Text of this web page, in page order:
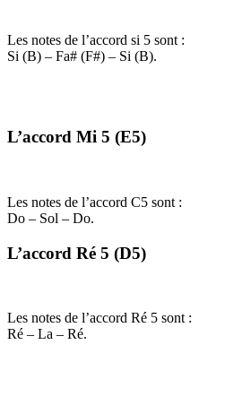
Les notes de l’accord si 5 sont :
Si (B) – Fa# (F#) – Si (B).
L’accord Mi 5 (E5)
Les notes de l’accord C5 sont :
Do – Sol – Do.
L’accord Ré 5 (D5)
Les notes de l’accord Ré 5 sont :
Ré – La – Ré.